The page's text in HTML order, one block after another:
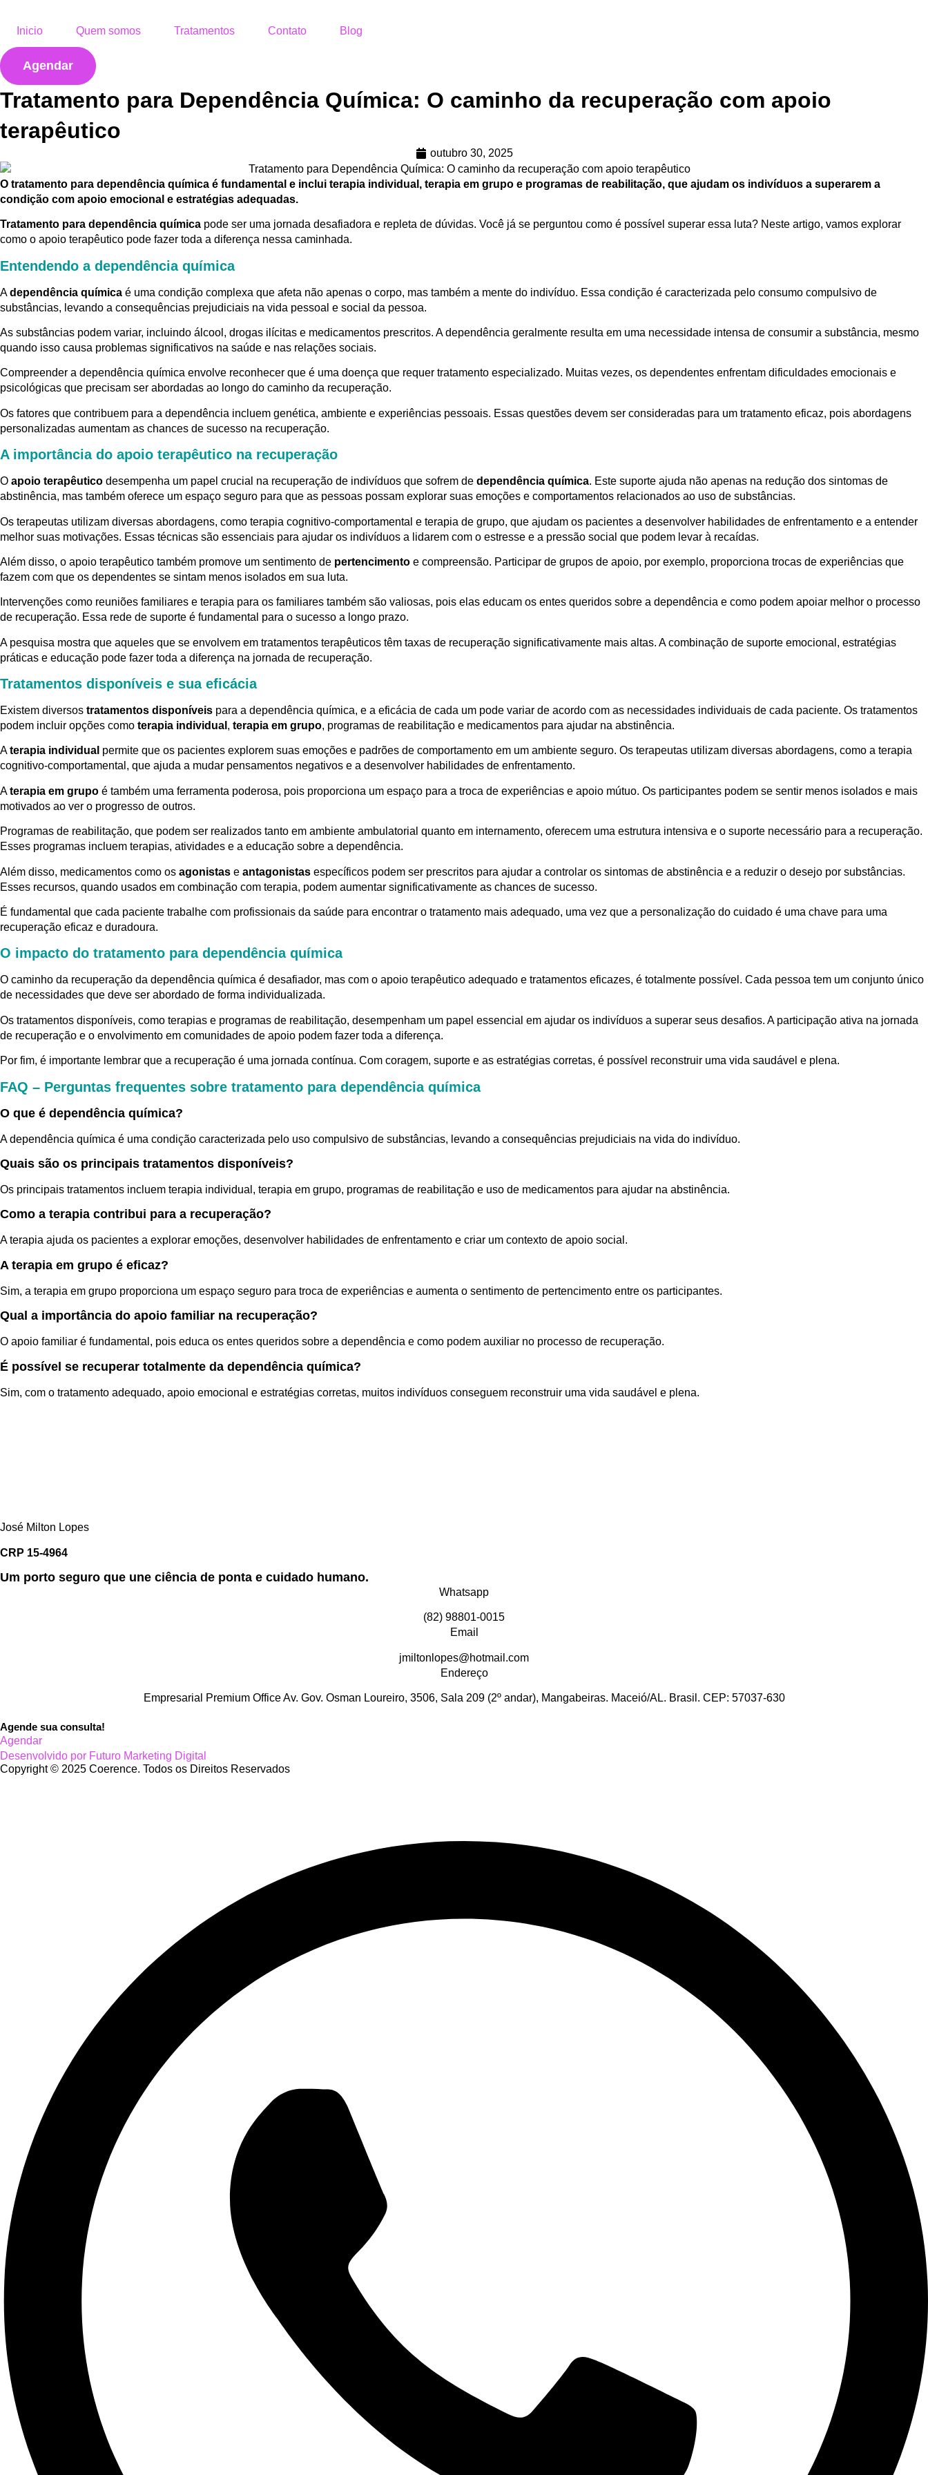
Inicio Quem somos Tratamentos Contato Blog
Agendar
Tratamento para Dependência Química: O caminho da recuperação com apoio
terapêutico
outubro 30, 2025
O tratamento para dependência química é fundamental e inclui terapia individual, terapia em grupo e programas de reabilitação, que ajudam os indivíduos a superarem a
condição com apoio emocional e estratégias adequadas.
Tratamento para dependência química pode ser uma jornada desafiadora e repleta de dúvidas. Você já se perguntou como é possível superar essa luta? Neste artigo, vamos explorar
como o apoio terapêutico pode fazer toda a diferença nessa caminhada.
Entendendo a dependência química
Adependência química é uma condição complexa que afeta não apenas o corpo, mas também a mente do indivíduo. Essa condição é caracterizada pelo consumo compulsivo de
substâncias, levando a consequências prejudiciais na vida pessoal e social da pessoa.
As substâncias podem variar, incluindo álcool, drogas ilícitas e medicamentos prescritos. A dependência geralmente resulta em uma necessidade intensa de consumir a substância, mesmo
quando isso causa problemas significativos na saúde e nas relações sociais.
Compreender a dependência química envolve reconhecer que é uma doença que requer tratamento especializado. Muitas vezes, os dependentes enfrentam dificuldades emocionais e
psicológicas que precisam ser abordadas ao longo do caminho da recuperação.
Os fatores que contribuem para a dependência incluem genética, ambiente e experiências pessoais. Essas questões devem ser consideradas para um tratamento eficaz, pois abordagens
personalizadas aumentam as chances de sucesso na recuperação.
A importância do apoio terapêutico na recuperação
O apoio terapêutico desempenha um papel crucial na recuperação de indivíduos que sofrem de dependência química. Este suporte ajuda não apenas na redução dos sintomas de
abstinência, mas também oferece um espaço seguro para que as pessoas possam explorar suas emoções e comportamentos relacionados ao uso de substâncias.
Os terapeutas utilizam diversas abordagens, como terapia cognitivo-comportamental e terapia de grupo, que ajudam os pacientes a desenvolver habilidades de enfrentamento e a entender
melhor suas motivações. Essas técnicas são essenciais para ajudar os indivíduos a lidarem com o estresse e a pressão social que podem levar à recaídas.
Além disso, o apoio terapêutico também promove um sentimento de pertencimento e compreensão. Participar de grupos de apoio, por exemplo, proporciona trocas de experiências que
fazem com que os dependentes se sintam menos isolados em sua luta.
Intervenções como reuniões familiares e terapia para os familiares também são valiosas, pois elas educam os entes queridos sobre a dependência e como podem apoiar melhor o processo
de recuperação. Essa rede de suporte é fundamental para o sucesso a longo prazo.
A pesquisa mostra que aqueles que se envolvem em tratamentos terapêuticos têm taxas de recuperação significativamente mais altas. A combinação de suporte emocional, estratégias
práticas e educação pode fazer toda a diferença na jornada de recuperação.
Tratamentos disponíveis e sua eficácia
Existem diversos tratamentos disponíveis para a dependência química, e a eficácia de cada um pode variar de acordo com as necessidades individuais de cada paciente. Os tratamentos
podem incluir opções como terapia individual , terapia em grupo, programas de reabilitação e medicamentos para ajudar na abstinência.
Aterapia individual permite que os pacientes explorem suas emoções e padrões de comportamento em um ambiente seguro. Os terapeutas utilizam diversas abordagens, como a terapia
cognitivo-comportamental, que ajuda a mudar pensamentos negativos e a desenvolver habilidades de enfrentamento.
Aterapia em grupo é também uma ferramenta poderosa, pois proporciona um espaço para a troca de experiências e apoio mútuo. Os participantes podem se sentir menos isolados e mais
motivados ao ver o progresso de outros.
Programas de reabilitação, que podem ser realizados tanto em ambiente ambulatorial quanto em internamento, oferecem uma estrutura intensiva e o suporte necessário para a recuperação.
Esses programas incluem terapias, atividades e a educação sobre a dependência.
Além disso, medicamentos como os agonistas e antagonistas específicos podem ser prescritos para ajudar a controlar os sintomas de abstinência e a reduzir o desejo por substâncias.
Esses recursos, quando usados em combinação com terapia, podem aumentar significativamente as chances de sucesso.
É fundamental que cada paciente trabalhe com profissionais da saúde para encontrar o tratamento mais adequado, uma vez que a personalização do cuidado é uma chave para uma
recuperação eficaz e duradoura.
O impacto do tratamento para dependência química
O caminho da recuperação da dependência química é desafiador, mas com o apoio terapêutico adequado e tratamentos eficazes, é totalmente possível. Cada pessoa tem um conjunto único
de necessidades que deve ser abordado de forma individualizada.
Os tratamentos disponíveis, como terapias e programas de reabilitação, desempenham um papel essencial em ajudar os indivíduos a superar seus desafios. A participação ativa na jornada
de recuperação e o envolvimento em comunidades de apoio podem fazer toda a diferença.
Por fim, é importante lembrar que a recuperação é uma jornada contínua. Com coragem, suporte e as estratégias corretas, é possível reconstruir uma vida saudável e plena.
FAQ – Perguntas frequentes sobre tratamento para dependência química
O que é dependência química?
A dependência química é uma condição caracterizada pelo uso compulsivo de substâncias, levando a consequências prejudiciais na vida do indivíduo.
Quais são os principais tratamentos disponíveis?
Os principais tratamentos incluem terapia individual, terapia em grupo, programas de reabilitação e uso de medicamentos para ajudar na abstinência.
Como a terapia contribui para a recuperação?
A terapia ajuda os pacientes a explorar emoções, desenvolver habilidades de enfrentamento e criar um contexto de apoio social.
A terapia em grupo é eficaz?
Sim, a terapia em grupo proporciona um espaço seguro para troca de experiências e aumenta o sentimento de pertencimento entre os participantes.
Qual a importância do apoio familiar na recuperação?
O apoio familiar é fundamental, pois educa os entes queridos sobre a dependência e como podem auxiliar no processo de recuperação.
É possível se recuperar totalmente da dependência química?
Sim, com o tratamento adequado, apoio emocional e estratégias corretas, muitos indivíduos conseguem reconstruir uma vida saudável e plena.
José Milton Lopes​
CRP 15-4964
Um porto seguro que une ciência de ponta e cuidado humano.
Whatsapp
(82) 98801-0015
Email
jmiltonlopes@hotmail.com
Endereço
Empresarial Premium Office Av. Gov. Osman Loureiro, 3506, Sala 209 (2º andar), Mangabeiras. Maceió/AL. Brasil. CEP: 57037-630
Agende sua consulta!
Agendar
Desenvolvido por Futuro Marketing Digital
Copyright © 2025 Coerence. Todos os Direitos Reservados